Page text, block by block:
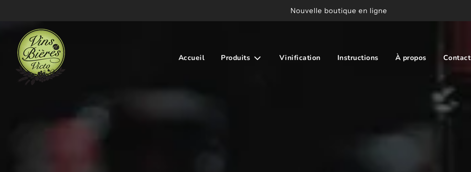
Nouvelle boutique en ligne
Accueil Produits Vinification Instructions À propos Contact